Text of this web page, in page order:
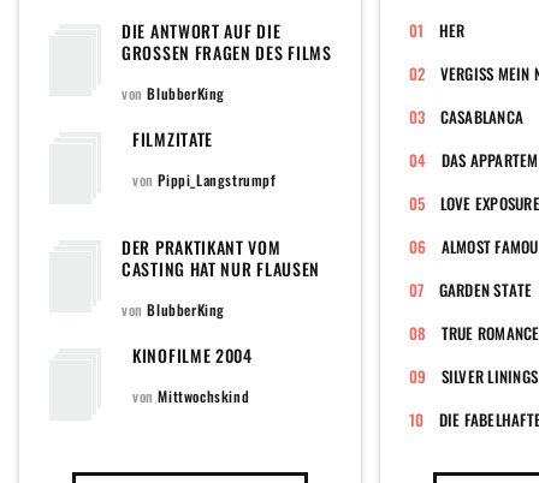
DIE ANTWORT AUF DIE
GROSSEN FRAGEN DES FILMS ;
vonBlubberKing
FILMZITATE
vonPippi_Langstrumpf
DER PRAKTIKANT VOM
CASTING HAT NUR FLAUSEN
vonBlubberKing
KINOFILME 2004
vonMittwochskind
HER
VERGISS MEIN
CASABLANCA
DAS
LOVE EXPOSURE
ALMOST
GARDEN STATE
TRUE ROMANCE
SILVER LININGS
DIE